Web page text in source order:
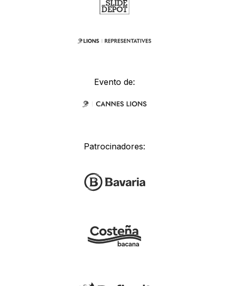
Evento de:
Patrocinadores: